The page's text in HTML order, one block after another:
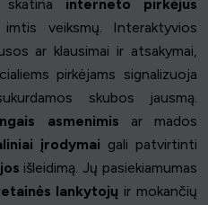
skatina interneto pirkėjus
veiksmų. Interaktyvios
ar klausimai ir atsakymai,
pirkėjams signalizuoja
skubos jausmą.
asmenimis ar mados
įrodymai gali patvirtinti
išleidimą. Jų pasiekiamumas
lankytojų ir mokančių